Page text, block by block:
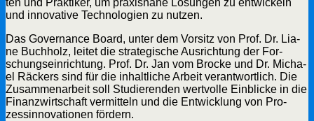
und inno­va­ti­ve Tech­no­lo­gien zu nutzen.
Das Gover­nan­ce Board, unter dem Vor­sitz von Prof. Dr. Lia­
ne Buch­holz, lei­tet die stra­te­gi­sche Aus­rich­tung der For­
schungs­ein­rich­tung. Prof. Dr. Jan vom Bro­cke und Dr. Micha­
el Räckers sind für die inhalt­li­che Arbeit ver­ant­wort­lich. Die
Zusam­men­ar­beit soll Stu­die­ren­den wert­vol­le Ein­bli­cke in die
Finanz­wirt­schaft ver­mit­teln und die Ent­wick­lung von Pro­
zess­in­no­va­tio­nen fördern.